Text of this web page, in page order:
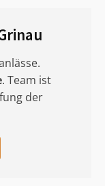
. Team ist
der